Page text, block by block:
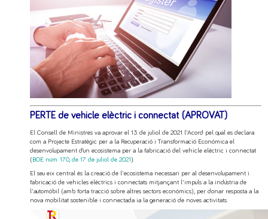
PERTE de vehicle elèctric i connectat (APROVAT)
El Consell de Ministres va aprovar el 13 de juliol de 2021 l’Acord pel qual es declara
com a Projecte Estratègic per a la Recuperació i Transformació Econòmica el
desenvolupament d’un ecosistema per a la fabricació del vehicle elèctric i connectat
(BOE núm. 170, de 17 de juliol de 2021).
El seu eix central és la creació de l'ecosistema necessari per al desenvolupament i
fabricació de vehicles elèctrics i connectats mitjançant l'impuls a la indústria de
l'automòbil (amb forta tracció sobre altres sectors econòmics), per donar resposta a la
nova mobilitat sostenible i connectada ia la generació de noves activitats.